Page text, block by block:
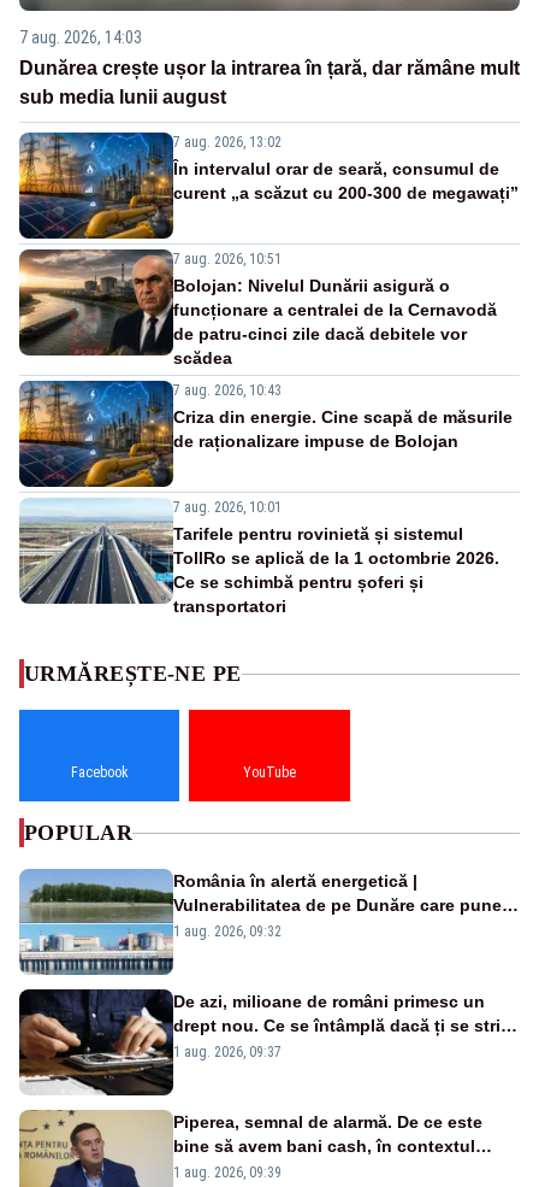
7 aug. 2026, 14:03
Dunărea crește ușor la intrarea în țară, dar rămâne mult
sub media lunii august
7 aug. 2026, 13:02
În intervalul orar de seară, consumul de
curent „a scăzut cu 200-300 de megawați”
7 aug. 2026, 10:51
Bolojan: Nivelul Dunării asigură o
funcționare a centralei de la Cernavodă
de patru-cinci zile dacă debitele vor
scădea
7 aug. 2026, 10:43
Criza din energie. Cine scapă de măsurile
de raționalizare impuse de Bolojan
7 aug. 2026, 10:01
Tarifele pentru rovinietă și sistemul
TollRo se aplică de la 1 octombrie 2026.
Ce se schimbă pentru șoferi și
transportatori
URMĂREȘTE-NE PE
Facebook YouTube
POPULAR
România în alertă energetică |
Vulnerabilitatea de pe Dunăre care pune
în pericol Centrala Cernavodă era
1 aug. 2026, 09:32
De azi, milioane de români primesc un
drept nou. Ce se întâmplă dacă ți se strică
un produs
1 aug. 2026, 09:37
Piperea, semnal de alarmă. De ce este
bine să avem bani cash, în contextul
alertei energetice?
1 aug. 2026, 09:39